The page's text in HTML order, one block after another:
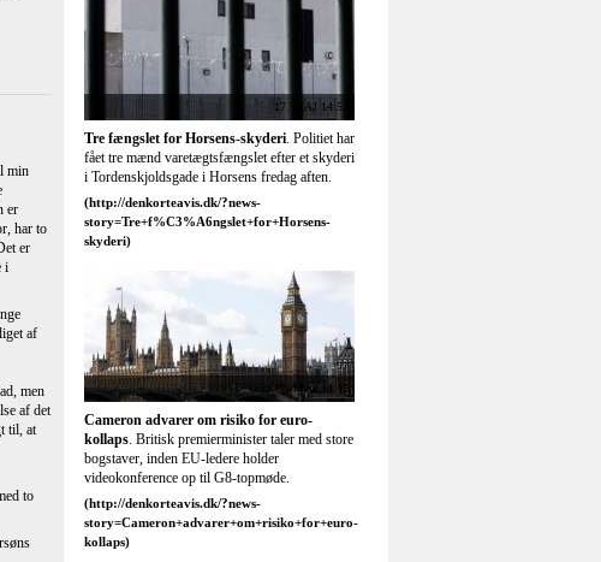
der
da
i disse
hvis
17. MAJ 14:04
Minister: Det er ok at være arbejdsløs
Mette Frederiksen vil have gjort op med
fordommen om, at det er ens egen skyld at
17. MAJ 13:02
Velforberedt Fogh i spidsen for topmøde
Natos generalsekretær, Anders Fogh
Rasmussen, kan bruge topmøde i Chicago til at
søge om forlængelse i jobbet.